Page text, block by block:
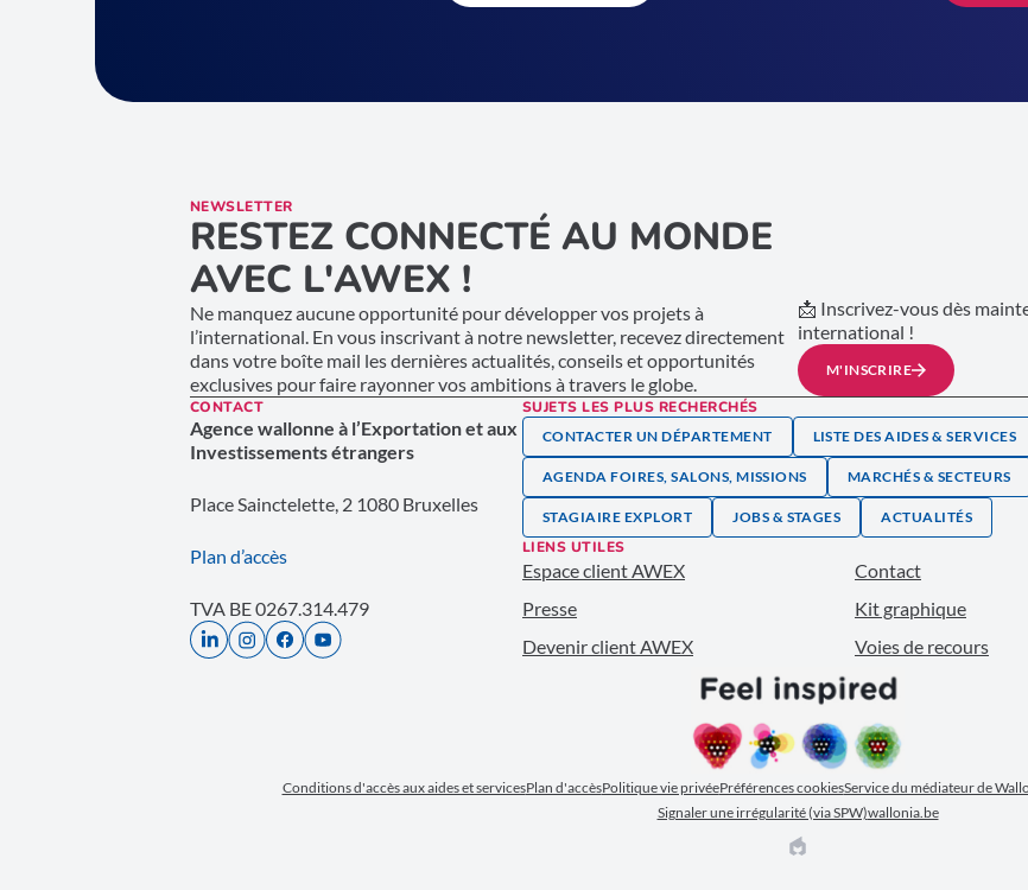
NEWSLETTER
RESTEZ CONNECTÉ AU MONDE
AVEC L'AWEX !
Ne manquez aucune opportunité pour développer vos projets à
l’international. En vous inscrivant à notre newsletter, recevez directement
dans votre boîte mail les dernières actualités, conseils et opportunités
exclusives pour faire rayonner vos ambitions à travers le globe.
📩 Inscrivez-vous dès
international !
M'INSCRIRE
CONTACT
Agence wallonne à l’Exportation et aux
Investissements étrangers
Place Sainctelette, 2 1080 Bruxelles
Plan d’accès
TVA BE 0267.314.479
SUJETS LES PLUS RECHERCHÉS
CONTACTER UN DÉPARTEMENT LISTE DES AIDES & SERVICES
AGENDA FOIRES, SALONS, MISSIONS MARCHÉS & SECTEURS
STAGIAIRE EXPLORT JOBS & STAGES ACTUALITÉS
LIENS UTILES
Espace client AWEX
Contact
Presse
Kit graphique
Devenir client AWEX
Voies de recours
Conditions d'accès aux aides et servicesPlan d'accèsPolitique vie privéePréférences cookiesService du médiateur de
Signaler une irrégularité (via SPW)wallonia.be